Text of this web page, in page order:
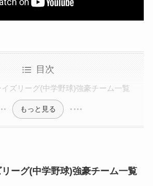
目次
ズリーグ(中学野球)強豪チーム一覧
もっと見る
ーグ(中学野球)強豪チーム一覧